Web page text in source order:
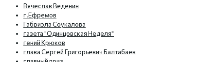
Вячеслав Веденин
г.Ефремов
Габриэла Соукалова
газета "Одинцовская Неделя"
гений Крюков
глава Сергей Григорьевич Балтабаев